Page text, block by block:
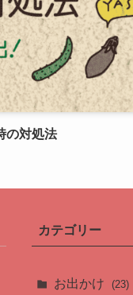
の対処法
カテゴリー
お出かけ (23)